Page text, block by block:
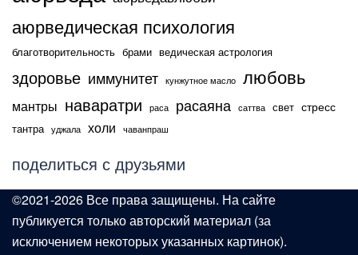
аюрведическая психология
благотворительность брами ведическая астрология
здоровье иммунитет кунжутное масло любовь
мантры наваратри раса расаяна саттва свет стресс
тантра уджала холи чаванпраш
поделиться с друзьями
©2021-2026 Все права защищены. На сайте
публикуется только авторский материал (за
исключением некоторых указанных картинок).